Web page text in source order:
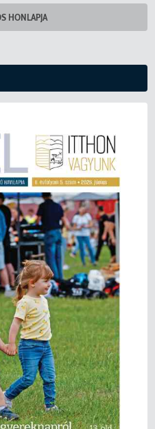
HONLAPJA